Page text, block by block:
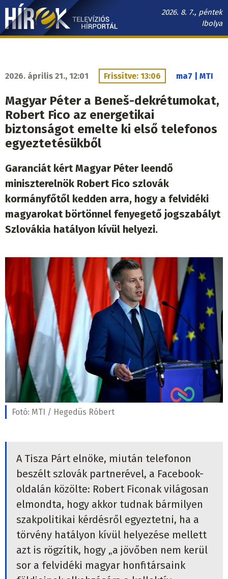
Ugrás
tartalomra
2026. 8. 7., péntek
Ibolya
Hírek.sk
2026. április 21., 12:01 Frissítve: 13:06 ma7 | MTI
Magyar Péter a Beneš-dekrétumokat,
Robert Fico az energetikai
biztonságot emelte ki első telefonos
egyeztetésükből
Garanciát kért Magyar Péter leendő
miniszterelnök Robert Fico szlovák
kormányfőtől kedden arra, hogy a felvidéki
magyarokat börtönnel fenyegető jogszabályt
Szlovákia hatályon kívül helyezi.
Fotó: MTI / Hegedüs Róbert
A Tisza Párt elnöke, miután telefonon
beszélt szlovák partnerével, a Facebook-
oldalán közölte: Robert Ficonak világosan
elmondta, hogy akkor tudnak bármilyen
szakpolitikai kérdésről egyeztetni, ha a
törvény hatályon kívül helyezése mellett
azt is rögzítik, hogy „a jövőben nem kerül
sor a felvidéki magyar honfitársaink